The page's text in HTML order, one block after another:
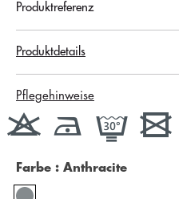
Produktreferenz
Produktdetails
Pflegehinweise
Farbe : Anthracite